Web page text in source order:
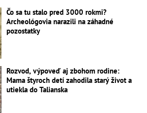
Čo sa tu stalo pred 3000 rokmi?
Archeológovia narazili na záhadné
pozostatky
Rozvod, výpoveď aj zbohom rodine:
Mama štyroch detí zahodila starý život a
utiekla do Talianska